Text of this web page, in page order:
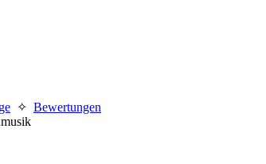
✧ Bewertungen